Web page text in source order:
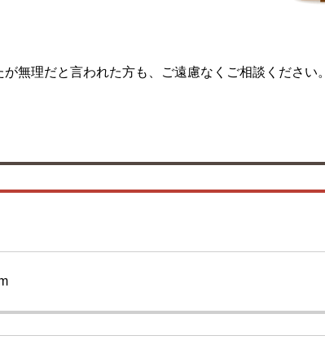
無理だと言われた方も、ご遠慮なくご相談ください。